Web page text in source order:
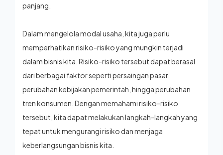
panjang.
Dalam mengelola modal usaha, kita juga perlu
memperhatikan risiko-risiko yang mungkin terjadi
dalam bisnis kita. Risiko-risiko tersebut dapat berasal
dari berbagai faktor seperti persaingan pasar,
perubahan kebijakan pemerintah, hingga perubahan
tren konsumen. Dengan memahami risiko-risiko
tersebut, kita dapat melakukan langkah-langkah yang
tepat untuk mengurangi risiko dan menjaga
keberlangsungan bisnis kita.